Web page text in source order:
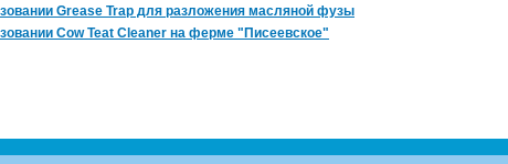
Grease Trap для раз­ло­же­ния мас­ля­ной фузы
Cow Teat Cleaner на ферме "Пи­се­ев­ское"